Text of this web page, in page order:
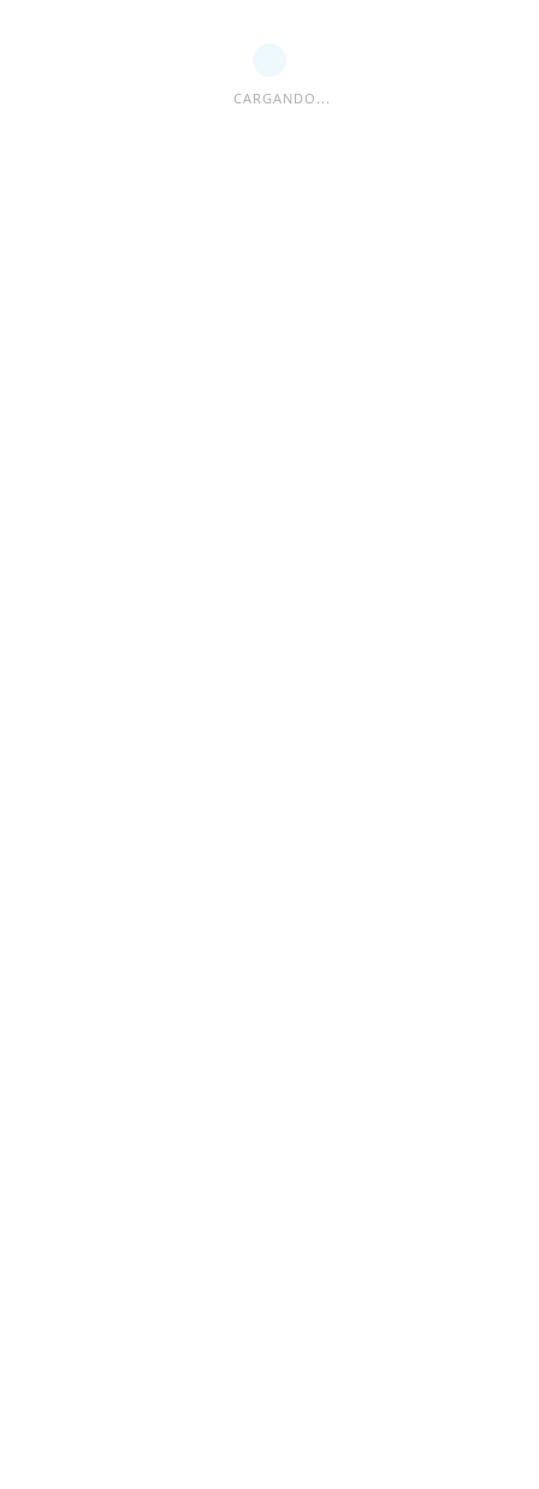
CARGANDO...